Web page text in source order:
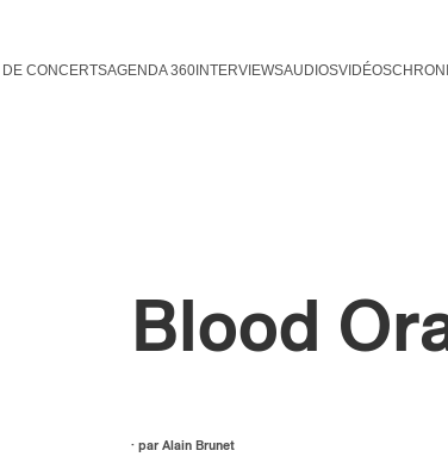
CONCERTSAGENDA 360INTERVIEWSAUDIOSVIDÉOS
Blood
· parAlain Brunet